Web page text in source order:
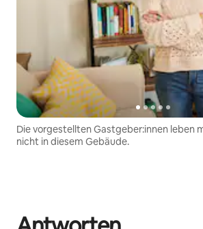
Die vorgestellten Gastgeber:innen leben
nicht in diesem Gebäude.